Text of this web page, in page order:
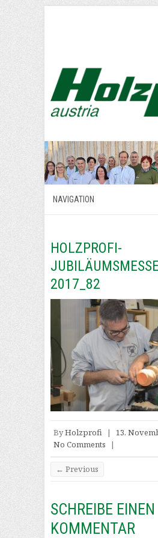
HOLZPROFI-
2017_82
ByHolzprofi | 13.
No Comments
|
← Previous
SCHREIBE EINEN
KOMMENTAR